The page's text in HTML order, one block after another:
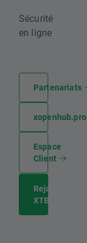
Sécurité
en ligne
Partenariats
xopenhub.pro
Espace
Client
Rejoignez
XTB